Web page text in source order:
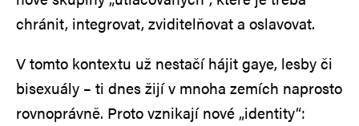
chránit, integrovat, zviditelňovat a oslavovat.
V tomto kontextu už nestačí hájit gaye, lesby či
bisexuály – ti dnes žijí v mnoha zemích naprosto
rovnoprávně. Proto vznikají nové „identity“: